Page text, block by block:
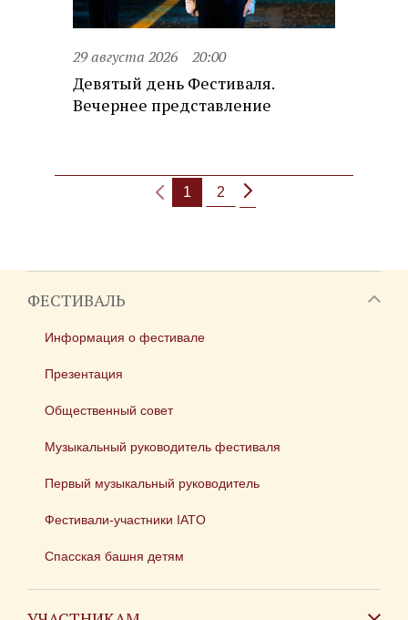
29 августа 2026 20:00
Девятый день Фестиваля.
Вечернее представление
1 2
ФЕСТИВАЛЬ
Информация о фестивале
Презентация
Общественный совет
Музыкальный руководитель фестиваля
Первый музыкальный руководитель
Фестивали-участники IATO
Спасская башня детям